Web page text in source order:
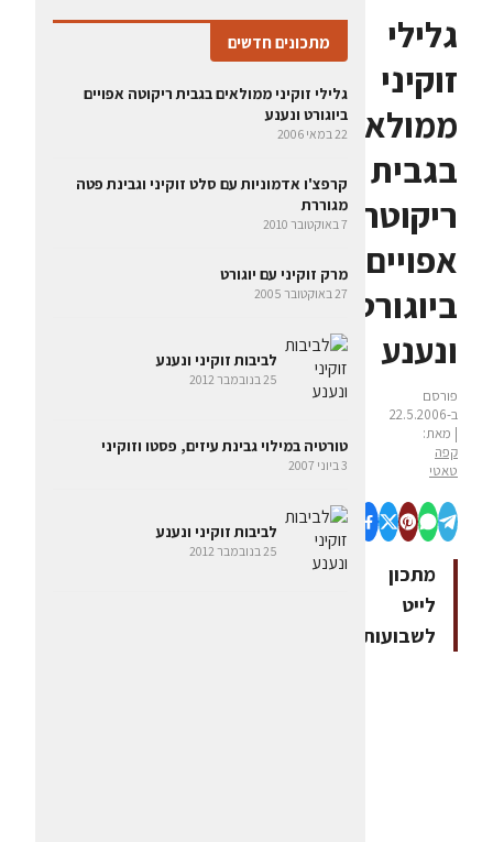
גלילי
זוקיני
ממולאים
בגבית
ריקוטה
אפויים
ביוגורט
ונענע
פורסם
ב-22.5.2006
| מאת:
קפה
טאטי
מתכון
לייט
לשבועות
מתכונים חדשים
גלילי זוקיני ממולאים בגבית ריקוטה אפויים
ביוגורט ונענע
22 במאי 2006
קרפצ'ו אדמוניות עם סלט זוקיני וגבינת פטה
מגוררת
7 באוקטובר 2010
מרק זוקיני עם יוגורט
27 באוקטובר 2005
לביבות זוקיני ונענע
25 בנובמבר 2012
טורטיה במילוי גבינת עיזים, פסטו וזוקיני
3 ביוני 2007
לביבות זוקיני ונענע
25 בנובמבר 2012